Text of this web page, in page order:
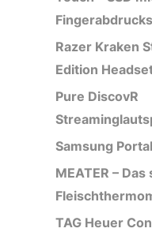
Razer Kraken
Edition
Pure DiscovR
Samsung
MEATER –
TAG Heuer